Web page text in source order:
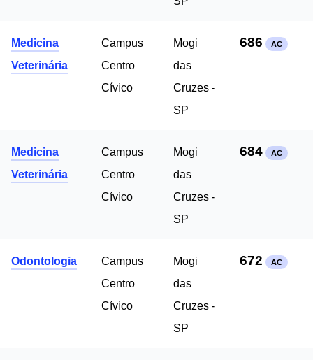
Medicina
Veterinária
Campus
Centro
Cívico
Mogi
das
Cruzes -
SP
686 AC
Medicina
Veterinária
Campus
Centro
Cívico
Mogi
das
Cruzes -
SP
684 AC
Odontologia
Campus
Centro
Cívico
Mogi
das
Cruzes -
SP
672 AC